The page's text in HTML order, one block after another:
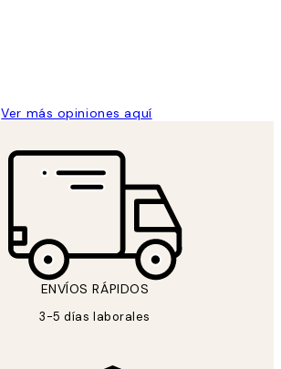
Ver más opiniones aquí
ENVÍOS RÁPIDOS
3-5 días laborales